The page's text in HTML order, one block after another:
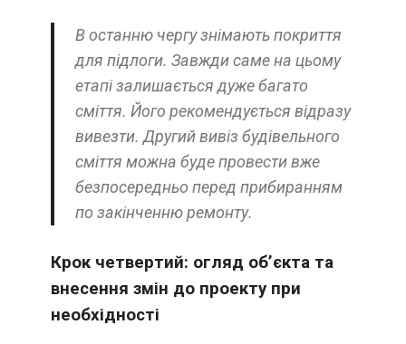
В останню чергу знімають покриття
для підлоги. Завжди саме на цьому
етапі залишається дуже багато
сміття. Його рекомендується відразу
вивезти. Другий вивіз будівельного
сміття можна буде провести вже
безпосередньо перед прибиранням
по закінченню ремонту.
Крок четвертий: огляд об’єкта та
внесення змін до проекту при
необхідності